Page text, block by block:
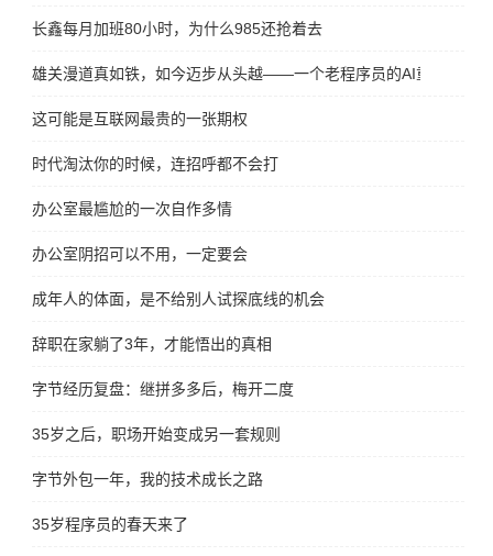
长鑫每月加班80小时，为什么985还抢着去
雄关漫道真如铁，如今迈步从头越——一个老程序员的AI重生宣言
这可能是互联网最贵的一张期权
时代淘汰你的时候，连招呼都不会打
办公室最尴尬的一次自作多情
办公室阴招可以不用，一定要会
成年人的体面，是不给别人试探底线的机会
辞职在家躺了3年，才能悟出的真相
字节经历复盘：继拼多多后，梅开二度
35岁之后，职场开始变成另一套规则
字节外包一年，我的技术成长之路
35岁程序员的春天来了